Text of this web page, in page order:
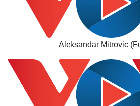
Cuộc sống đó đây
Hồ sơ
Ảnh
E-
Aleksandar Mitrovic